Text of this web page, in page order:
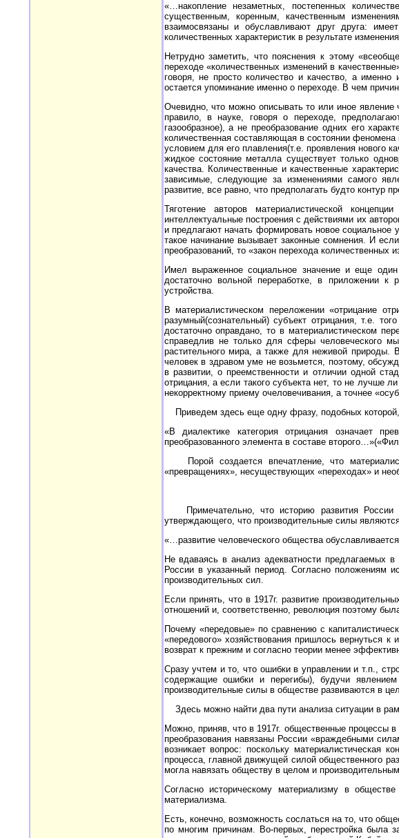
«…накопление незаметных, постепенных
существенным, коренным, качественным
взаимосвязаны и обуславливают друг друга:
количественных характеристик в результате
Нетрудно заметить, что пояснения к этому
переходе «количественных изменений в
говоря, не просто количество и качество, а
остается упоминание именно о переходе. В чем
Очевидно, что можно описывать то или иное явление
правило, в науке, говоря о переходе,
газообразное), а не преобразование одних его
количественная составляющая в состоянии
условием для его плавления(т.е. проявления нового
жидкое состояние металла существует только
качества. Количественные и качественные
зависимые, следующие за изменениями самого
развитие, все равно, что предполагать будто контур
Тяготение авторов материалистической
интеллектуальные построения с действиями их
и предлагают начать формировать новое
такое начинание вызывает законные сомнения. И
преобразований, то «закон перехода
Имел выраженное социальное значение и еще
достаточно вольной переработке, в приложении к
устройства.
В материалистическом переложении «отрицание
разумный(сознательный) субъект отрицания, т.е.
достаточно оправдано, то в материалистическом
справедлив не только для сферы человеческого
растительного мира, а также для неживой природы.
человек в здравом уме не возьмется, поэтому,
в развитии, о преемственности и отличии одной
отрицания, а если такого субъекта нет, то не лучше
некорректному приему очеловечивания, а точнее
Приведем здесь еще одну фразу, подобных которой,
«В диалектике категория отрицания означает
преобразованного элемента в составе
Порой создается впечатление, что
«превращениях», несуществующих «переходах» и
Примечательно, что историю развития России в
утверждающего, что производительные силы
«…развитие человеческого общества
Не вдаваясь в анализ адекватности предлагаемых в
России в указанный период. Согласно положениям
производительных сил.
Если принять, что в 1917г. развитие
отношений и, соответственно, революция поэтому
Почему «передовые» по сравнению с
«передового» хозяйствования пришлось вернуться к
возврат к прежним и согласно теории менее
Сразу учтем и то, что ошибки в управлении и т.п.,
содержащие ошибки и перегибы), будучи
производительные силы в обществе развиваются в
Здесь можно найти два пути анализа ситуации в
Можно, приняв, что в 1917г. общественные процессы
преобразования навязаны России «враждебными
возникает вопрос: поскольку материалистическая
процесса, главной движущей силой общественного
могла навязать обществу в целом и
Согласно историческому материализму в
материализма.
Есть, конечно, возможность сослаться на то, что
по многим причинам. Во-первых, перестройка была